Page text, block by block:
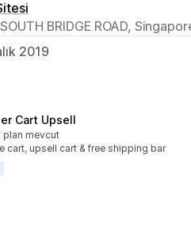
BRIDGE ROAD,
2019
Cart Upsell
plan mevcut
cart, upsell cart & free shipping bar